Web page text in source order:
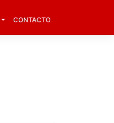
CONTACTO